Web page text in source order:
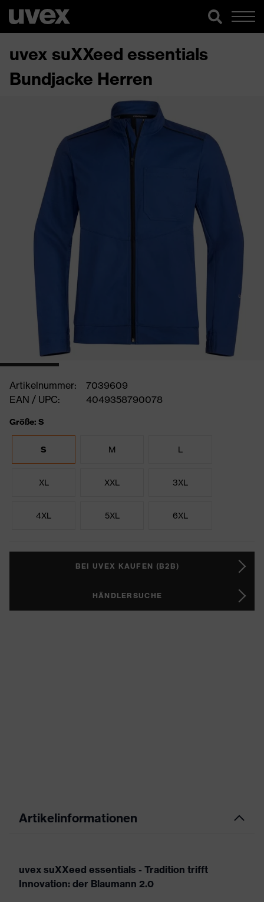
uvex suXXeed essentials
Bundjacke Herren
Artikelnummer:
7039609
EAN / UPC:
4049358790078
Größe: S
S M L
XL XXL 3XL
4XL 5XL 6XL
BEI UVEX KAUFEN (B2B)
HÄNDLERSUCHE
Artikelinformationen
uvex suXXeed essentials - Tradition trifft
Innovation: der Blaumann 2.0